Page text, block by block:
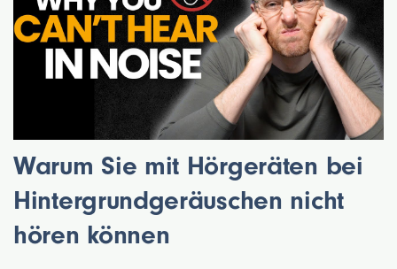
Warum Sie mit Hörgeräten bei
Hintergrundgeräuschen nicht
hören können